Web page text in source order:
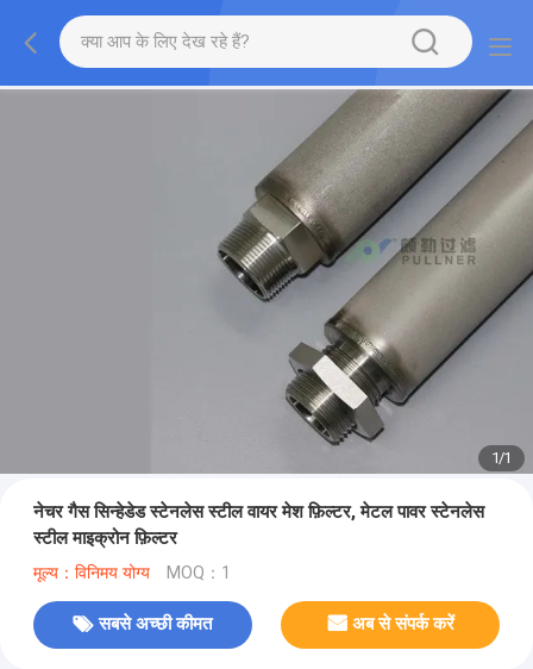
1/1
नेचर गैस सिन्हेडेड स्टेनलेस स्टील वायर मेश फ़िल्टर, मेटल पावर स्टेनलेस
स्टील माइक्रोन फ़िल्टर
मूल्य：विनिमय योग्य MOQ：1
सबसे अच्छी कीमत अब से संपर्क करें